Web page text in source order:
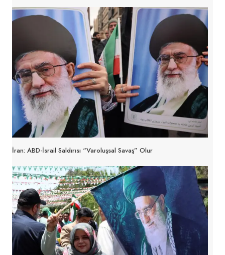
İran: ABD-İsrail Saldırısı “varoluşsal Savaş” Olur